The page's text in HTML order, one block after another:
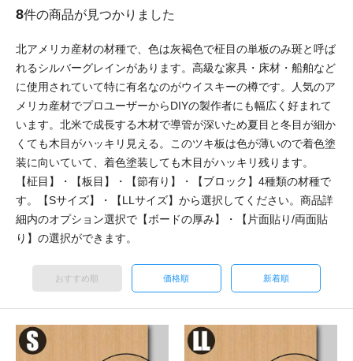
8件の商品が見つかりました
北アメリカ産材の材種で、色は灰褐色で柾目の単板のみ斑と呼ば
れるシルバーグレインがあります。高級な家具・床材・船舶など
に使用されていて特に有名なのがウイスキーの樽です。人気のア
メリカ産材でプロユーザーからDIYの製作者にも幅広く好まれて
います。北米で成長する木材で導管が深いため夏目と冬目が細か
くても木目がハッキリ見える。このツキ板は色が薄いので着色塗
装に向いていて、着色塗装しても木目がハッキリ残ります。
【柾目】・【板目】・【節有り】・【ブロック】4種類の材種で
す。【Sサイズ】・【LLサイズ】から選択してください。商品詳
細内のオプション選択で【ボードの厚み】・【片面貼り/両面貼
り】の選択ができます。
おすすめ順 価格順 新着順